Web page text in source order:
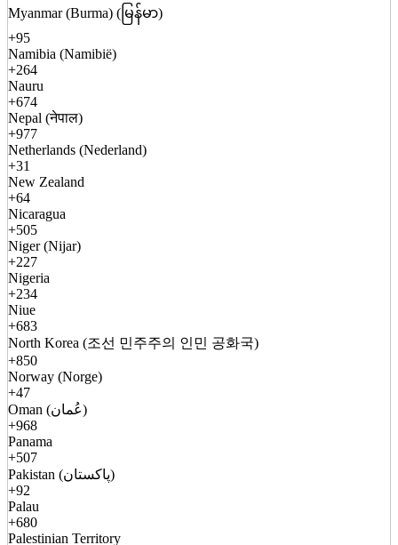
Myanmar (Burma) (မြန်မာ)
+95
Namibia (Namibië)
+264
Nauru
+674
Nepal (नेपाल)
+977
Netherlands (Nederland)
+31
New Zealand
+64
Nicaragua
+505
Niger (Nijar)
+227
Nigeria
+234
Niue
+683
North Korea (조선 민주주의 인민 공화국)
+850
Norway (Norge)
+47
Oman (عُمان)
+968
Panama
+507
Pakistan (پاکستان)
+92
Palau
+680
Palestinian Territory